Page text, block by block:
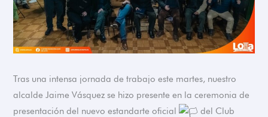
Tras una intensa jornada de trabajo este martes, nuestro
alcalde Jaime Vásquez se hizo presente en la ceremonia de
presentación del nuevo estandarte oficial
del Club